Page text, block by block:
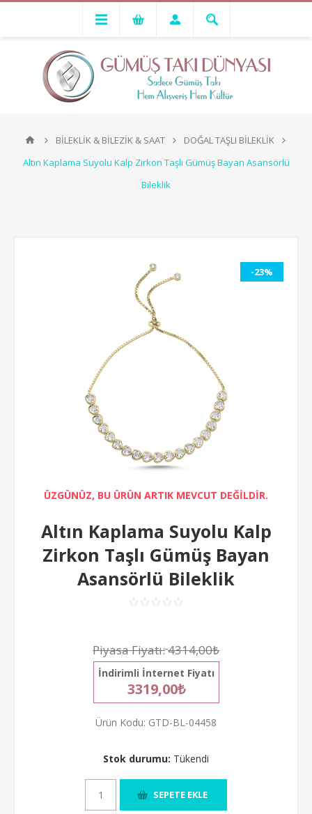
BİLEKLİK & BİLEZİK & SAAT
DOĞAL TAŞLI BİLEKLİK
Altın Kaplama Suyolu Kalp Zirkon Taşlı Gümüş Bayan Asansörlü
Bileklik
-23%
ÜZGÜNÜZ, BU ÜRÜN ARTIK MEVCUT DEĞİLDİR.
Altın Kaplama Suyolu Kalp
Zirkon Taşlı Gümüş Bayan
Asansörlü Bileklik
Piyasa Fiyatı:4314,00₺
İndirimli İnternet Fiyatı
3319,00₺
Ürün Kodu: GTD-BL-04458
Stok durumu: Tükendi